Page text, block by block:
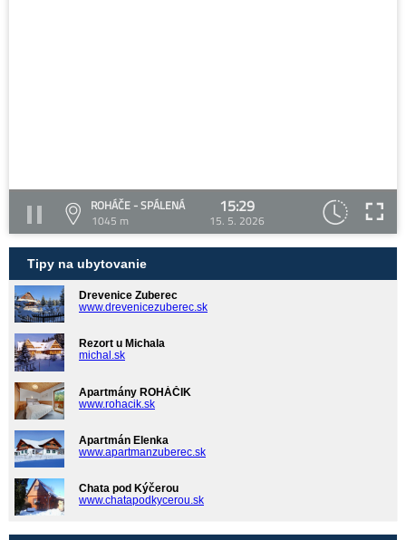
ROHÁČE - SPÁLENÁ
1045 m
15:29
15. 5. 2026
Tipy na ubytovanie
Drevenice Zuberec
www.drevenicezuberec.sk
Rezort u Michala
michal.sk
Apartmány ROHÁČIK
www.rohacik.sk
Apartmán Elenka
www.apartmanzuberec.sk
Chata pod Kýčerou
www.chatapodkycerou.sk